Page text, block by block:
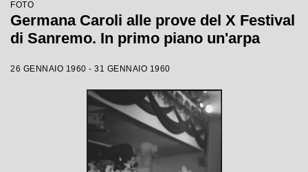
FOTO
Germana Caroli alle prove del X Festival
di Sanremo. In primo piano un'arpa
26 GENNAIO 1960 - 31 GENNAIO 1960